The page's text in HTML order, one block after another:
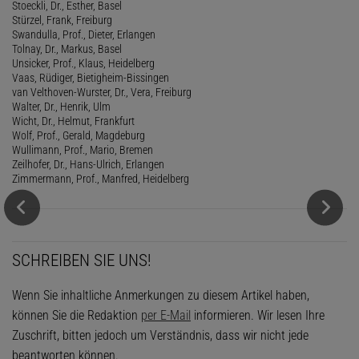
Stoeckli, Dr., Esther, Basel
Stürzel, Frank, Freiburg
Swandulla, Prof., Dieter, Erlangen
Tolnay, Dr., Markus, Basel
Unsicker, Prof., Klaus, Heidelberg
Vaas, Rüdiger, Bietigheim-Bissingen
van Velthoven-Wurster, Dr., Vera, Freiburg
Walter, Dr., Henrik, Ulm
Wicht, Dr., Helmut, Frankfurt
Wolf, Prof., Gerald, Magdeburg
Wullimann, Prof., Mario, Bremen
Zeilhofer, Dr., Hans-Ulrich, Erlangen
Zimmermann, Prof., Manfred, Heidelberg
SCHREIBEN SIE UNS!
Wenn Sie inhaltliche Anmerkungen zu diesem Artikel haben,
können Sie die Redaktion per E-Mail informieren. Wir lesen Ihre
Zuschrift, bitten jedoch um Verständnis, dass wir nicht jede
beantworten können.